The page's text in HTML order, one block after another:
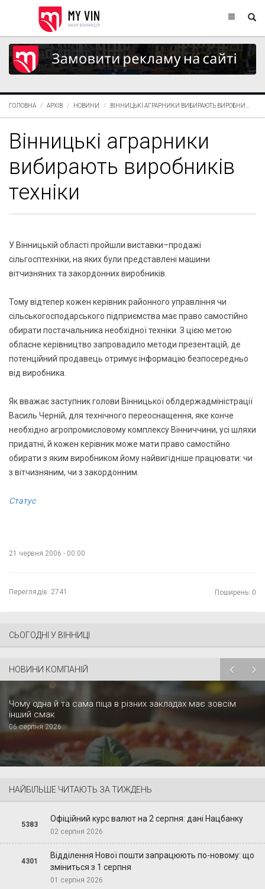
ГОЛОВНА АРХІВ НОВИНИ ВІННИЦЬКІ АГРАРНИКИ ВИБИРАЮТЬ ВИРОБНИ...
Вінницькі аграрники
вибирають виробників
техніки
У Вінницькій області пройшли виставки–продажі
сільгосптехніки, на яких були представлені машини
вітчизняних та закордонних виробників.
Тому відтепер кожен керівник районного управління чи
сільськогосподарського підприємства має право самостійно
обирати постачальника необхідної техніки. З цією метою
обласне керівництво запровадило методи презентацій, де
потенційний продавець отримує інформацію безпосередньо
від виробника.
Як вважає заступник голови Вінницької облдержадміністрації
Василь Черній, для технічного переоснащення, яке конче
необхідно агропромисловому комплексу Вінниччини, усі шляхи
придатні, й кожен керівник може мати право самостійно
обирати з яким виробником йому найвигідніше працювати: чи
з вітчизняним, чи з закордонним.
Статус
21 червня 2006 - 00:00
Переглядів: 2741 Поширень: 0
СЬОГОДНІ У ВІННИЦІ
НОВИНИ КОМПАНІЙ
Чому одна й та сама піца в різних закладах має зовсім
інший смак
06 серпня 2026
НАЙБІЛЬШЕ ЧИТАЮТЬ ЗА ТИЖДЕНЬ
5383
Офіційний курс валют на 2 серпня: дані Нацбанку
02 серпня 2026
4301
Відділення Нової пошти запрацюють по-новому: що
зміниться з 1 серпня
01 серпня 2026